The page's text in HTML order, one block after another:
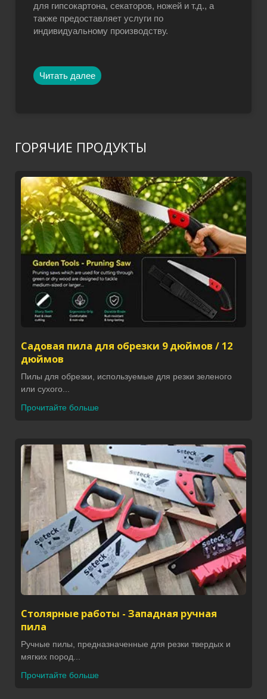
для гипсокартона, секаторов, ножей и т.д., а
также предоставляет услуги по
индивидуальному производству.
Читать далее
ГОРЯЧИЕ ПРОДУКТЫ
Садовая пила для обрезки 9 дюймов / 12
дюймов
Пилы для обрезки, используемые для резки зеленого
или сухого...
Прочитайте больше
Столярные работы - Западная ручная
пила
Ручные пилы, предназначенные для резки твердых и
мягких пород...
Прочитайте больше